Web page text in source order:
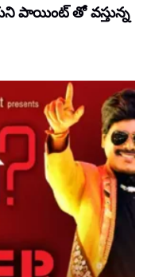
పాయింట్ తో వస్తున్న